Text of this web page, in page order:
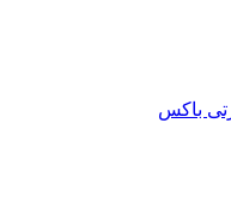
باکس